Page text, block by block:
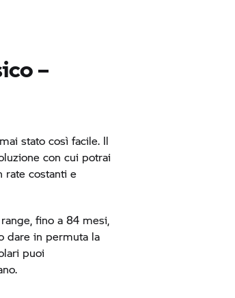
–
stato così facile. Il
con cui potrai
rate costanti e
fino a 84 mesi,
dare in permuta la
puoi